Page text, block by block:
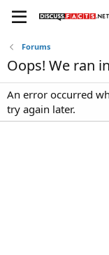
Forums
Oops! We ran
An error occurred
try again later.